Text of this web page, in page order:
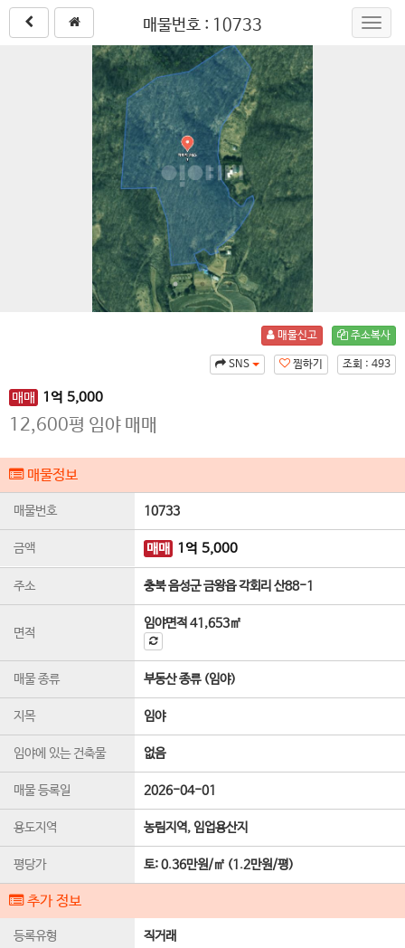
매물번호 : 10733
주소복사
매물신고
조회 : 493
찜하기
SNS
매매 1 억 5,000
12,600평 임야 매매
매물정보
매물번호 10733
금액 매매 1 억 5,000
주소 충북 음성군 금왕읍 각회리 산88-1
면적
임야면적41,653㎡
매물 종류 부동산 종류 (임야)
지목 임야
임야에 있는 건축물 없음
매물 등록일 2026-04-01
용도지역 농림지역, 임업용산지
평당가 토:0.36만원/㎡ (1.2만원/평)
추가 정보
등록유형 직거래